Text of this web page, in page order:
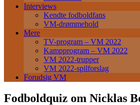
Interviews
Kendte fodboldfans
VM-drømmehold
Mere
TV-program – VM 2022
Kampprogram – VM 2022
VM 2022-trupper
VM 2022-spilforslag
Forudsig VM
Fodboldquiz om Nicklas